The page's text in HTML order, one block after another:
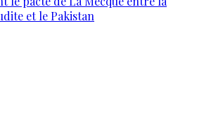
et le Pakistan